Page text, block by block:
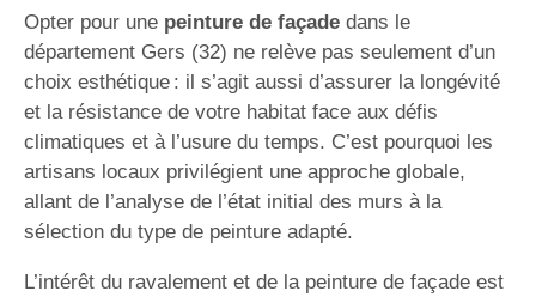
Opter pour une peinture de façade dans le
département Gers (32) ne relève pas seulement d’un
choix esthétique : il s’agit aussi d’assurer la longévité
et la résistance de votre habitat face aux défis
climatiques et à l’usure du temps. C’est pourquoi les
artisans locaux privilégient une approche globale,
allant de l’analyse de l’état initial des murs à la
sélection du type de peinture adapté.
L’intérêt du ravalement et de la peinture de façade est